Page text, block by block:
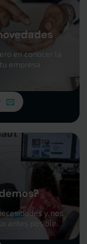
en conocer la
empresa
y nos
antes posible.